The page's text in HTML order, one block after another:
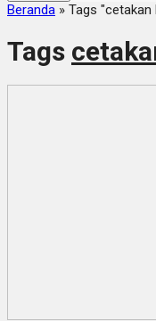
Beranda » Tags "cetakan
Tags